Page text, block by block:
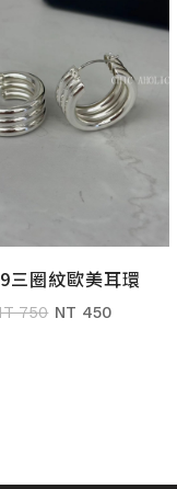
加入購物車
三圈紋歐美耳環
750 NT 450